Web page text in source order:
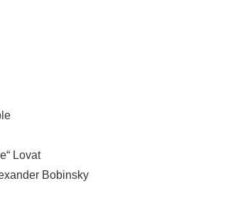
Lovat
Bobinsky